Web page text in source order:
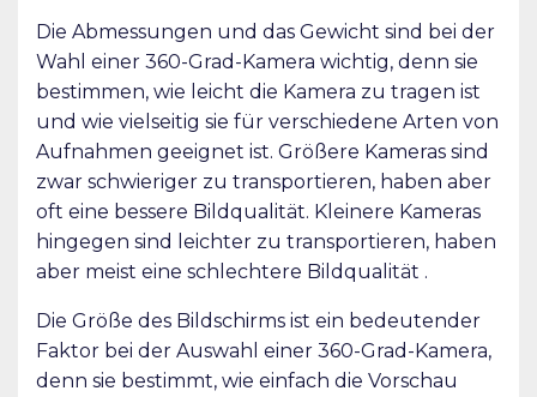
Die Abmessungen und das Gewicht sind bei der
Wahl einer 360-Grad-Kamera wichtig, denn sie
bestimmen, wie leicht die Kamera zu tragen ist
und wie vielseitig sie für verschiedene Arten von
Aufnahmen geeignet ist. Größere Kameras sind
zwar schwieriger zu transportieren, haben aber
oft eine bessere Bildqualität. Kleinere Kameras
hingegen sind leichter zu transportieren, haben
aber meist eine schlechtere Bildqualität .
Die Größe des Bildschirms ist ein bedeutender
Faktor bei der Auswahl einer 360-Grad-Kamera,
denn sie bestimmt, wie einfach die Vorschau